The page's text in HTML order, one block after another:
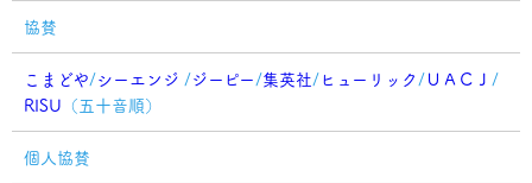
協賛
こまどや/シーエンジ /ジーピー /集英社/ ヒューリック / ＵＡＣＪ /
RISU （五十音順）
個人協賛